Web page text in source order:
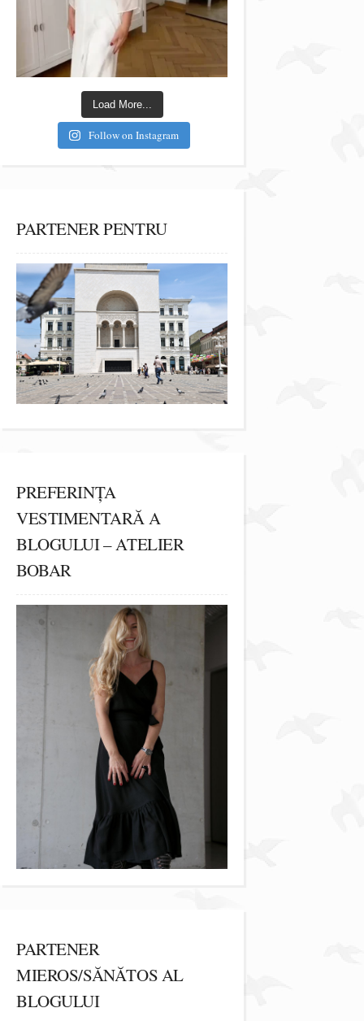
Load More...
Follow on Instagram
PARTENER PENTRU
PREFERINȚA
VESTIMENTARĂ A
BLOGULUI – ATELIER
BOBAR
PARTENER
MIEROS/SĂNĂTOS AL
BLOGULUI